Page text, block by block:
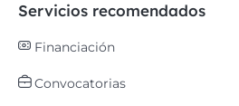
Servicios recomendados
Financiación
Convocatorias